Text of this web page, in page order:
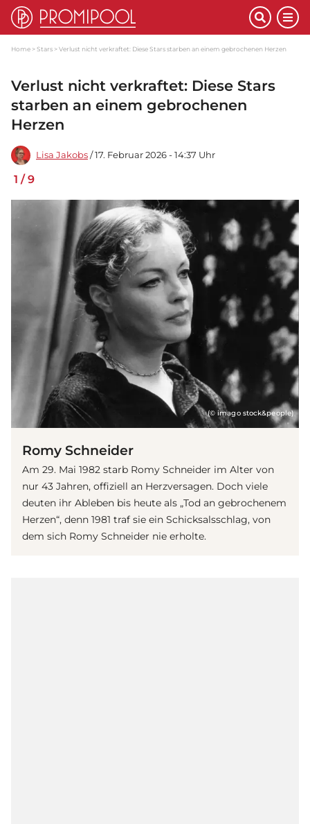
Home Stars Verlust nicht verkraftet: Diese Stars starben an einem gebrochenen Herzen
Verlust nicht verkraftet: Diese Stars
starben an einem gebrochenen
Herzen
Lisa Jakobs / 17. Februar 2026 - 14:37 Uhr
1 /9
(© imago stock&people)
Romy Schneider
Am 29. Mai 1982 starb Romy Schneider im Alter von
nur 43 Jahren, offiziell an Herzversagen. Doch viele
deuten ihr Ableben bis heute als „Tod an gebrochenem
Herzen“, denn 1981 traf sie ein Schicksalsschlag, von
dem sich Romy Schneider nie erholte.